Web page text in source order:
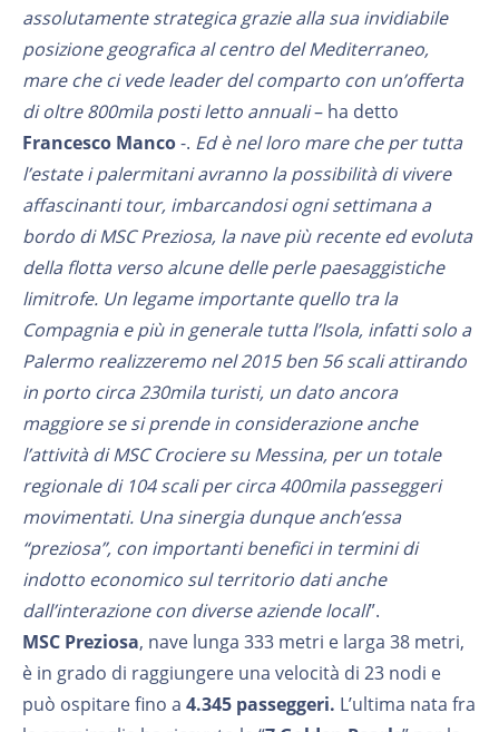
assolutamente strategica grazie alla sua invidiabile
posizione geografica al centro del Mediterraneo,
mare che ci vede leader del comparto con un’offerta
di oltre 800mila posti letto annuali– ha detto
Francesco Manco-. Ed è nel loro mare che per tutta
l’estate i palermitani avranno la possibilità di vivere
affascinanti tour, imbarcandosi ogni settimana a
bordo di MSC Preziosa, la nave più recente ed evoluta
della flotta verso alcune delle perle paesaggistiche
limitrofe. Un legame importante quello tra la
Compagnia e più in generale tutta l’Isola, infatti solo a
Palermo realizzeremo nel 2015 ben 56 scali attirando
in porto circa 230mila turisti, un dato ancora
maggiore se si prende in considerazione anche
l’attività di MSC Crociere su Messina, per un totale
regionale di 104 scali per circa 400mila passeggeri
movimentati. Una sinergia dunque anch’essa
“preziosa”, con importanti benefici in termini di
indotto economico sul territorio dati anche
dall’interazione con diverse aziende locali”.
MSC Preziosa, nave lunga 333 metri e larga 38 metri,
è in grado di raggiungere una velocità di 23 nodi e
può ospitare fino a 4.345 passeggeri. L’ultima nata fra